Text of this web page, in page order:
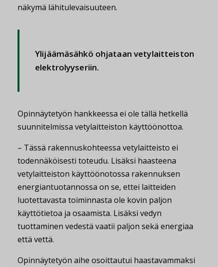
näkymä lähitulevaisuuteen.
Ylijäämäsähkö ohjataan vetylaitteiston
elektrolyyseriin.
Opinnäytetyön hankkeessa ei ole tällä hetkellä
suunnitelmissa vetylaitteiston käyttöönottoa.
– Tässä rakennuskohteessa vetylaitteisto ei
todennäköisesti toteudu. Lisäksi haasteena
vetylaitteiston käyttöönotossa rakennuksen
energiantuotannossa on se, ettei laitteiden
luotettavasta toiminnasta ole kovin paljon
käyttötietoa ja osaamista. Lisäksi vedyn
tuottaminen vedestä vaatii paljon sekä energiaa
että vettä.
Opinnäytetyön aihe osoittautui haastavammaksi